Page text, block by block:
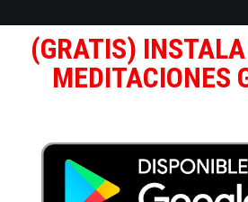
(GRATIS)
MEDITACIONES